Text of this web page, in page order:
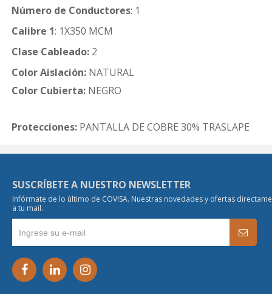
Número de Conductores: 1
Calibre 1: 1X350 MCM
Clase Cableado: 2
Color Aislación: NATURAL
Color Cubierta: NEGRO
Protecciones: PANTALLA DE COBRE 30% TRASLAPE
SUSCRÍBETE A NUESTRO NEWSLETTER
Infórmate de lo último de COVISA. Nuestras novedades y ofertas
a tu mail.